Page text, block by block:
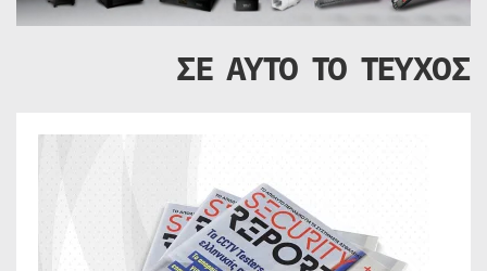
ΣΕ ΑΥΤΟ ΤΟ ΤΕΥΧΟΣ